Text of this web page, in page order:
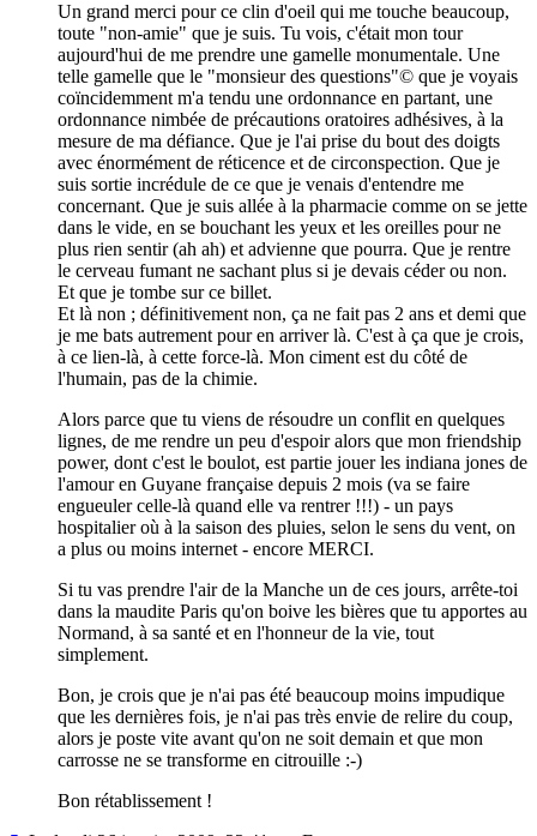
Un grand merci pour ce clin d'oeil qui me touche beaucoup,
toute "non-amie" que je suis. Tu vois, c'était mon tour
aujourd'hui de me prendre une gamelle monumentale. Une
telle gamelle que le "monsieur des questions"© que je voyais
coïncidemment m'a tendu une ordonnance en partant, une
ordonnance nimbée de précautions oratoires adhésives, à la
mesure de ma défiance. Que je l'ai prise du bout des doigts
avec énormément de réticence et de circonspection. Que je
suis sortie incrédule de ce que je venais d'entendre me
concernant. Que je suis allée à la pharmacie comme on se jette
dans le vide, en se bouchant les yeux et les oreilles pour ne
plus rien sentir (ah ah) et advienne que pourra. Que je rentre
le cerveau fumant ne sachant plus si je devais céder ou non.
Et que je tombe sur ce billet.
Et là non ; définitivement non, ça ne fait pas 2 ans et demi que
je me bats autrement pour en arriver là. C'est à ça que je crois,
à ce lien-là, à cette force-là. Mon ciment est du côté de
l'humain, pas de la chimie.
Alors parce que tu viens de résoudre un conflit en quelques
lignes, de me rendre un peu d'espoir alors que mon friendship
power, dont c'est le boulot, est partie jouer les indiana jones de
l'amour en Guyane française depuis 2 mois (va se faire
engueuler celle-là quand elle va rentrer !!!) - un pays
hospitalier où à la saison des pluies, selon le sens du vent, on
a plus ou moins internet - encore MERCI.
Si tu vas prendre l'air de la Manche un de ces jours, arrête-toi
dans la maudite Paris qu'on boive les bières que tu apportes au
Normand, à sa santé et en l'honneur de la vie, tout
simplement.
Bon, je crois que je n'ai pas été beaucoup moins impudique
que les dernières fois, je n'ai pas très envie de relire du coup,
alors je poste vite avant qu'on ne soit demain et que mon
carrosse ne se transforme en citrouille :-)
Bon rétablissement !